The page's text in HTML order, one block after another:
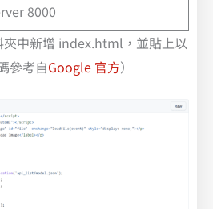
8000
中新增 index.html，並貼上以
參考自Google 官方）